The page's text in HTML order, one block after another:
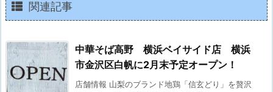
関連記事
中華そば高野 横浜ベイサイド店 横浜
市金沢区白帆に2月末予定オープン！
店舗情報 山梨のブランド地鶏「信玄どり」を贅沢